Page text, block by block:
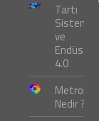
Tartı
Sistemleri
ve
Endüstri
4.0
Metroloji
Nedir ?